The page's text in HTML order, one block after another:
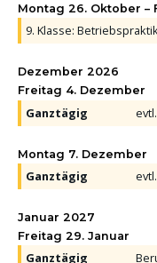
Montag 26. Oktober –
9. Klasse:
Dezember 2026
Freitag 4. Dezember
Ganztägig
Montag 7. Dezember
Ganztägig
Januar 2027
Freitag 29. Januar
Ganztägig